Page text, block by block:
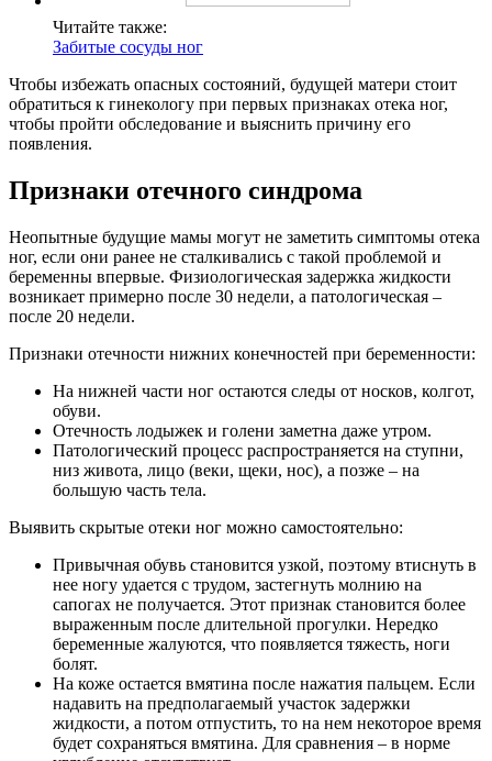
Читайте также:
Забитые сосуды ног
Чтобы избежать опасных состояний, будущей матери стоит
обратиться к гинекологу при первых признаках отека ног,
чтобы пройти обследование и выяснить причину его
появления.
Признаки отечного синдрома
Неопытные будущие мамы могут не заметить симптомы отека
ног, если они ранее не сталкивались с такой проблемой и
беременны впервые. Физиологическая задержка жидкости
возникает примерно после 30 недели, а патологическая –
после 20 недели.
Признаки отечности нижних конечностей при беременности:
На нижней части ног остаются следы от носков, колгот,
обуви.
Отечность лодыжек и голени заметна даже утром.
Патологический процесс распространяется на ступни,
низ живота, лицо (веки, щеки, нос), а позже – на
большую часть тела.
Выявить скрытые отеки ног можно самостоятельно:
Привычная обувь становится узкой, поэтому втиснуть в
нее ногу удается с трудом, застегнуть молнию на
сапогах не получается. Этот признак становится более
выраженным после длительной прогулки. Нередко
беременные жалуются, что появляется тяжесть, ноги
болят.
На коже остается вмятина после нажатия пальцем. Если
надавить на предполагаемый участок задержки
жидкости, а потом отпустить, то на нем некоторое время
будет сохраняться вмятина. Для сравнения – в норме